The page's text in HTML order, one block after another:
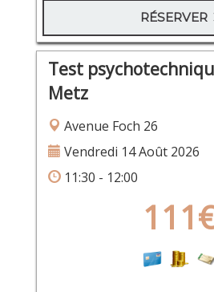
RÉSERVER
Test
Metz
Avenue Foch 26
Vendredi 14 Août 2026
11:30 - 12:00